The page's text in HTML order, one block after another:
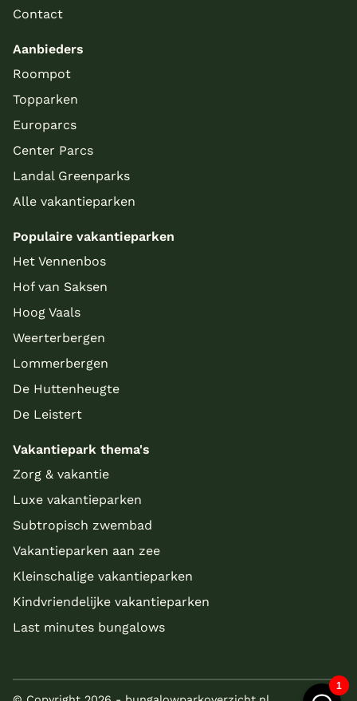
Contact
Aanbieders
Roompot
Topparken
Europarcs
Center Parcs
Landal Greenparks
Alle vakantieparken
Populaire vakantieparken
Het Vennenbos
Hof van Saksen
Hoog Vaals
Weerterbergen
Lommerbergen
De Huttenheugte
De Leistert
Vakantiepark thema's
Zorg & vakantie
Luxe vakantieparken
Subtropisch zwembad
Vakantieparken aan zee
Kleinschalige vakantieparken
Kindvriendelijke vakantieparken
Last minutes bungalows